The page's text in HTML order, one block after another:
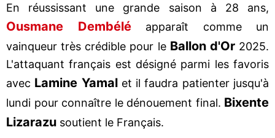
En réussissant une grande saison à 28 ans,
Ousmane Dembéléapparaît comme un
vainqueur très crédible pour le Ballon d'Or 2025.
L'attaquant français est désigné parmi les favoris
avec Lamine Yamalet il faudra patienter jusqu'à
lundi pour connaître le dénouement final. Bixente
Lizarazu soutient le Français.